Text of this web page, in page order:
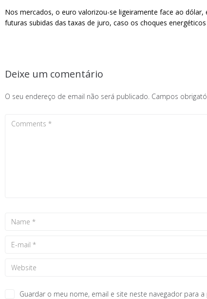
Nos mercados, o euro valorizou-se ligeiramente face ao
futuras subidas das taxas de juro, caso os choques
Deixe um comentário
O seu endereço de email não será publicado. Campos
Guardar o meu nome, email e site neste navegador para